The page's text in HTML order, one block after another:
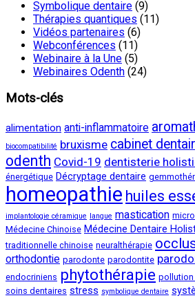
Symbolique dentaire (9)
Thérapies quantiques (11)
Vidéos partenaires (6)
Webconférences (11)
Webinaire à la Une (5)
Webinaires Odenth (24)
Mots-clés
alimentation anti-inflammatoire
biocompatibilité bruxisme cabinet
odenth Covid-19 dentisterie
énergétique Décryptage dentaire
homeopathie huiles
implantologie céramique langue mastication
Médecine Chinoise Médecine Dentaire
traditionnelle chinoise neuralthérapie
orthodontie parodonte parodontite
endocriniens phytothérapie pollution
soins dentaires stress symbolique dentaire